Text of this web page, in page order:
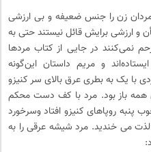
مردان زن را جنس ضعیفه و بی ارزشی
و ارزشی برایش قائل نیستند حتی به
نمی‌کنند در جایی از کتاب مرد‌ها
و مریم داستان این‌گونه
با یک به بطری عرق بالای سر کنیزو
همه باز بود. مرد با کف دست محکم
پنبه روپاهای کنیزو افتاد وسرخورد
می خندید. مرد شیشه عرقی را به